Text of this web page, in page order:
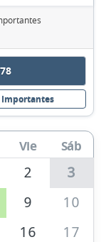
Importantes
Vie Sáb
2
3
9
10
16
17